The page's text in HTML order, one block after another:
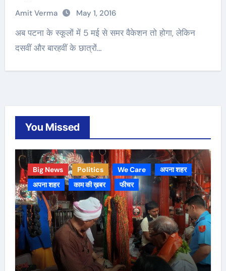
Amit Verma May 1, 2016
अब पटना के स्कूलों में 5 मई से समर वैकेशन तो होगा, लेकिन
दसवीं और बारहवीं के छात्रों…
You Missed
Big News Politics We Care
अपना शहर
अपना शहर
काम की ख़बर फीचर